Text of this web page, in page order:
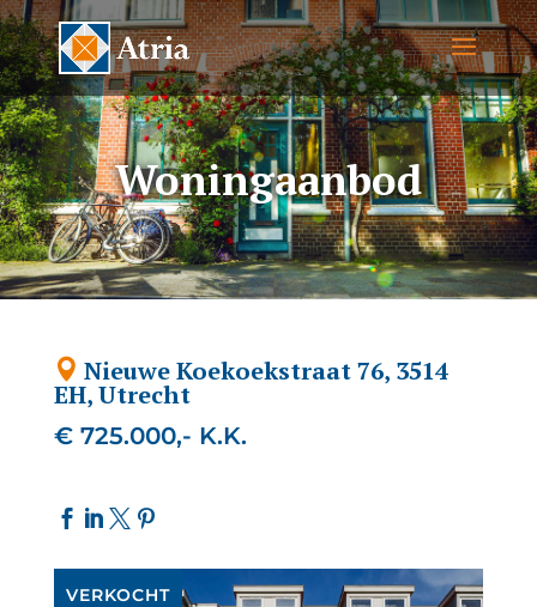
Woningaanbod
Nieuwe Koekoekstraat 76, 3514
EH, Utrecht
€ 725.000,- K.K.
VERKOCHT